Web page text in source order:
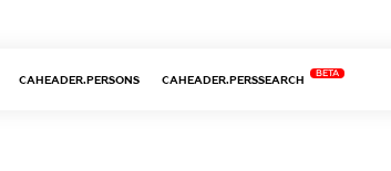
CAHEADER.PERSONS CAHEADER.PERSSEARCH
BETA